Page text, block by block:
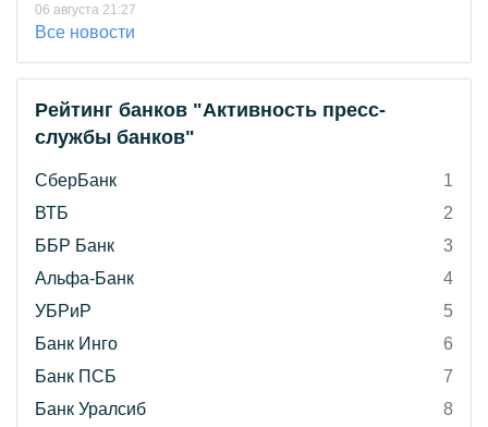
06 августа 21:27
Все новости
Рейтинг банков "Активность пресс-
службы банков"
СберБанк
1
ВТБ
2
ББР Банк
3
Альфа-Банк
4
УБРиР
5
Банк Инго
6
Банк ПСБ
7
Банк Уралсиб
8